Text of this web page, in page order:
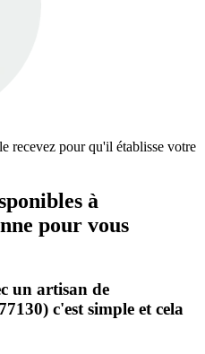
recevez pour qu'il établisse votre
à
pour vous
un artisan de
c'est simple et cela